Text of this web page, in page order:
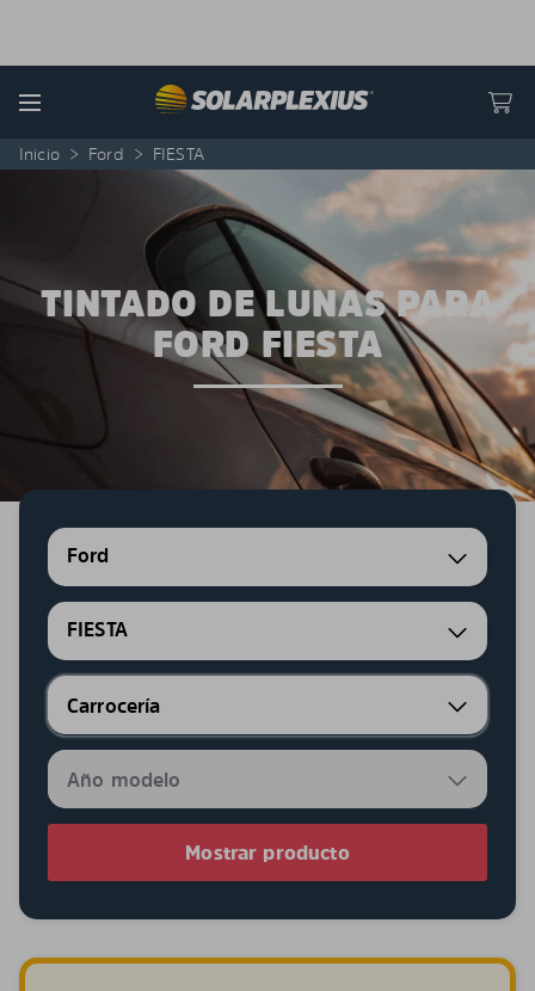
Menu
Inicio > Ford > FIESTA
TINTADO DE LUNAS PARA
FORD FIESTA
Ford
FIESTA
Mostrar producto